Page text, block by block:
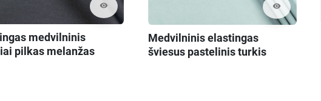
visibility
medvilninis
pilkas melanžas
visibility
Medvilninis elastingas
šviesus pastelinis turkis